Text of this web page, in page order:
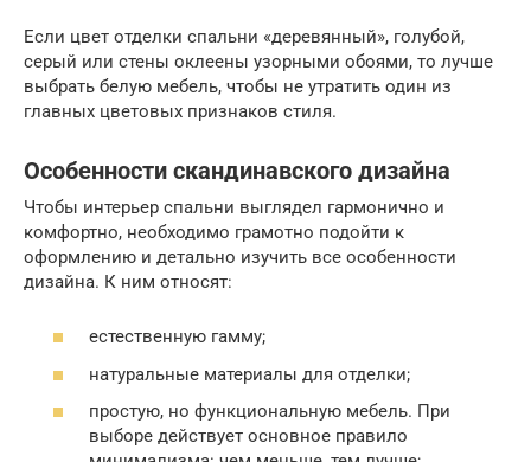
Если цвет отделки спальни «деревянный», голубой,
серый или стены оклеены узорными обоями, то лучше
выбрать белую мебель, чтобы не утратить один из
главных цветовых признаков стиля.
Особенности скандинавского дизайна
Чтобы интерьер спальни выглядел гармонично и
комфортно, необходимо грамотно подойти к
оформлению и детально изучить все особенности
дизайна. К ним относят:
естественную гамму;
натуральные материалы для отделки;
простую, но функциональную мебель. При
выборе действует основное правило